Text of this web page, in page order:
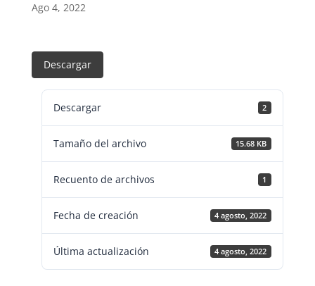
Ago 4, 2022
Descargar
Descargar 2
Tamaño del archivo 15.68 KB
Recuento de archivos 1
Fecha de creación 4 agosto, 2022
Última actualización 4 agosto, 2022